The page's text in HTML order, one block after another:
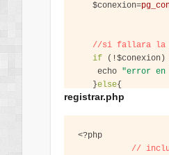
$conexion=
//si fallara la
if
(!$conexion )
    echo
"error en
}else{
?>
registrar.php
<?php
//